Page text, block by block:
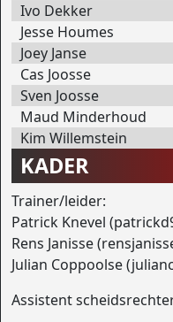
Ivo Dekker
Jesse Houmes
Joey Janse
Cas Joosse
Sven Joosse
Maud Minderhoud
Kim Willemstein
KADER
Trainer/leider:
Patrick Knevel
Rens Janisse
Julian Coppoolse
Assistent